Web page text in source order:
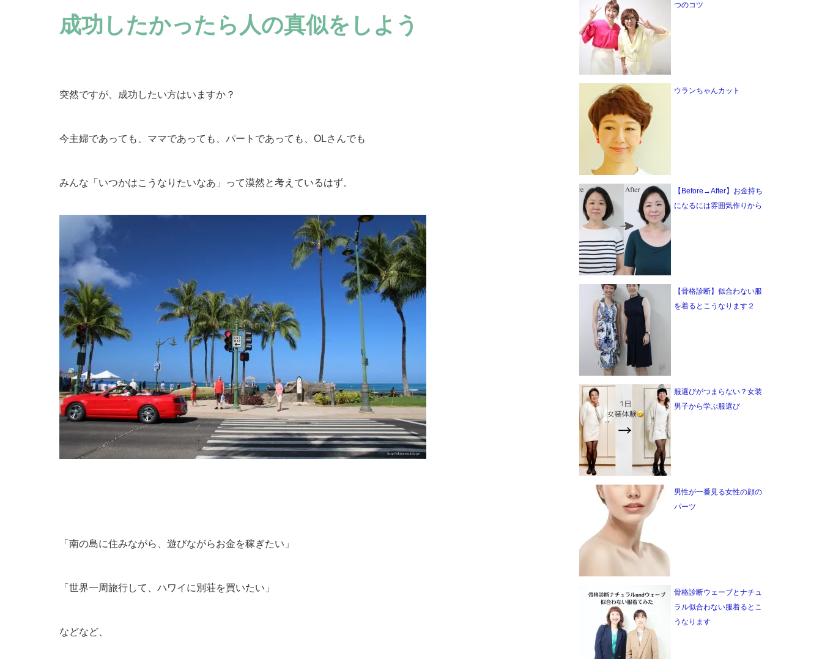
成功したかったら人の真似をしよう
突然ですが、成功したい方はいますか？
今主婦であっても、ママであっても、パートであっても、OLさんでも
みんな「いつかはこうなりたいなあ」って漠然と考えているはず。
「南の島に住みながら、遊びながらお金を稼ぎたい」
「世界一周旅行して、ハワイに別荘を買いたい」
などなど、
つのコツ
ウランちゃんカット
【Before→After】お金持ち
になるには雰囲気作りから
【骨格診断】似合わない服
を着るとこうなります２
服選びがつまらない？女装
男子から学ぶ服選び
男性が一番見る女性の顔の
パーツ
骨格診断ウェーブとナチュ
ラル似合わない服着るとこ
うなります